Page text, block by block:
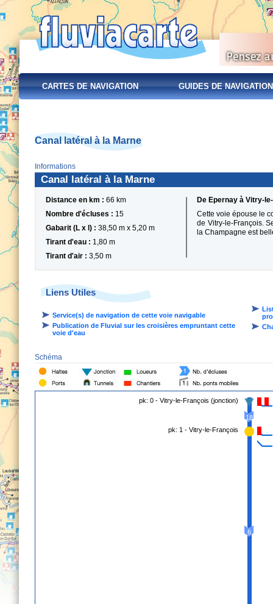
CARTES DE NAVIGATION GUIDES DE NAVIGATION
Canal latéral à la Marne
Informations
Canal latéral à la Marne
Distance en km : 66 km
Nombre d'écluses : 15
Gabarit (L x l) : 38,50 m x 5,20 m
Tirant d'eau : 1,80 m
Tirant d'air : 3,50 m
De Epernay à Vitry-
Cette voie épouse le
de Vitry-le-François.
la Champagne est
Liens Utiles
Service(s) de navigation de cette voie navigable
Publication de Fluvial sur les croisières empruntant cette
voie d'eau
Schéma
pk: 0 - Vitry-le-François (jonction)
18
pk: 1 - Vitry-le-François
6